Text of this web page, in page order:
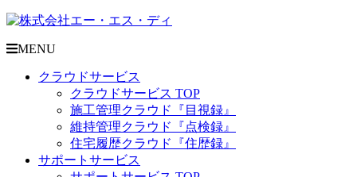
MENU
クラウドサービス
クラウドサービス TOP
施工管理クラウド『目視録』
維持管理クラウド『点検録』
住宅履歴クラウド『住歴録』
サポートサービス